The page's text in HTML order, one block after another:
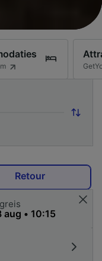
Retour